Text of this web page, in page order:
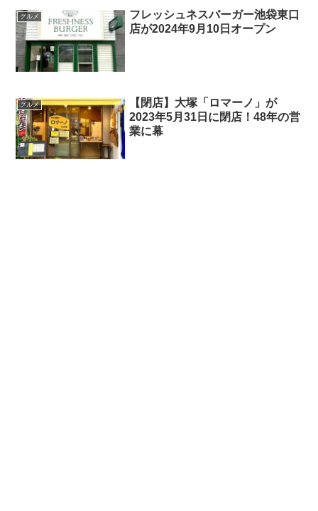
グルメ
フレッシュネスバーガー池袋東口
店が2024年9月10日オープン
グルメ
【閉店】大塚「ロマーノ」が
2023年5月31日に閉店！48年の営
業に幕